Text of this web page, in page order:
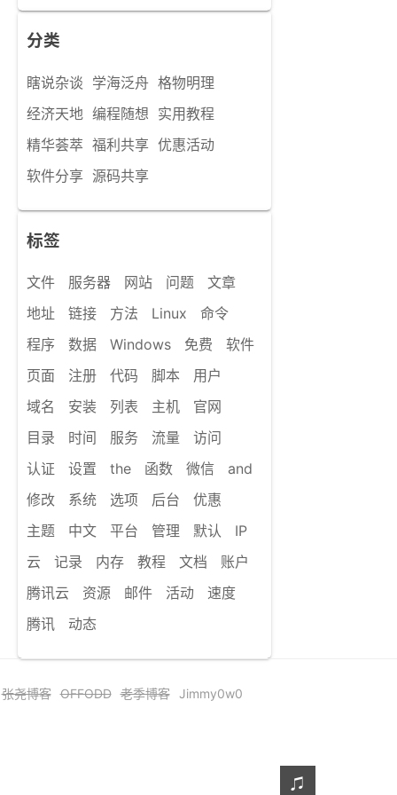
分类
瞎说杂谈 学海泛舟 格物明理
经济天地 编程随想 实用教程
精华荟萃 福利共享 优惠活动
软件分享 源码共享
标签
文件 服务器 网站 问题
文章
地址
链接 方法 Linux
命令
程序
数据 Windows 免费
软件
页面
注册 代码 脚本
用户
域名
安装 列表 主机
官网
目录
时间 服务 流量
访问
认证
设置 the 函数 微信
and
修改
系统 选项 后台
优惠
主题
中文 平台 管理 默认
IP
云
记录 内存 教程 文档
账户
腾讯云
资源 邮件 活动
速度
腾讯
动态
张尧博客 OFFODD 老季博客 Jimmy0w0